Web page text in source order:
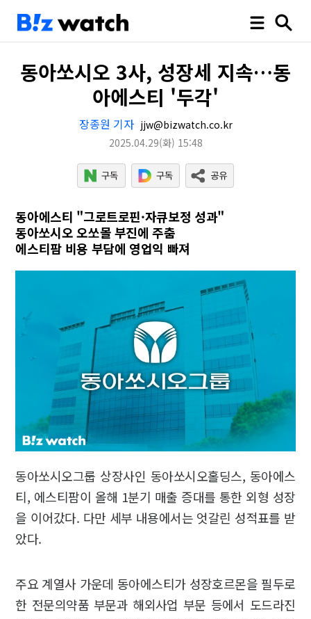
동아쏘시오 3사, 성장세 지속…동
아에스티 '두각'
장종원 기자 jjw@bizwatch.co.kr
2025.04.29(화) 15:48
동아에스티 "그로트로핀·자큐보정 성과"
동아쏘시오 오쏘몰 부진에 주춤
에스티팜 비용 부담에 영업익 빠져
동아쏘시오그룹 상장사인 동아쏘시오홀딩스, 동아에스
티, 에스티팜이 올해 1분기 매출 증대를 통한 외형 성장
을 이어갔다. 다만 세부 내용에서는 엇갈린 성적표를 받
았다.
주요 계열사 가운데 동아에스티가 성장호르몬을 필두로
한 전문의약품 부문과 해외사업 부문 등에서 도드라진